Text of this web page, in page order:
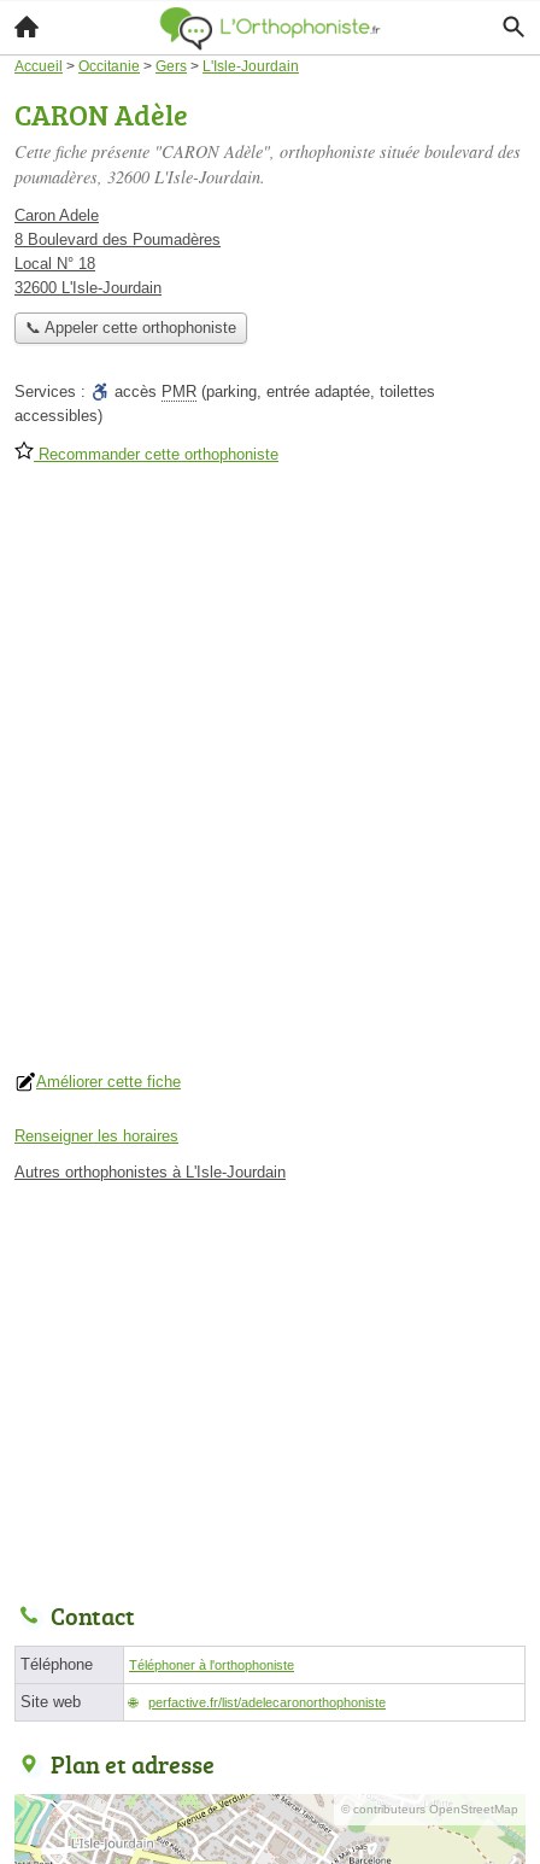
Accueil > Occitanie > Gers > L'Isle-Jourdain
CARON Adèle
Cette fiche présente "CARON Adèle", orthophoniste située boulevard des
poumadères, 32600 L'Isle-Jourdain.
Caron Adele
8 Boulevard des Poumadères
Local N° 18
32600 L'Isle-Jourdain
📞 Appeler cette orthophoniste
Services : accès PMR (parking, entrée adaptée, toilettes
accessibles)
Recommander cette orthophoniste
Améliorer cette fiche
Renseigner les horaires
Autres orthophonistes à L'Isle-Jourdain
Contact
Téléphone Téléphoner à l'orthophoniste
Site web perfactive.fr/list/adelecaronorthophoniste
Plan et adresse
© contributeurs OpenStreetMap